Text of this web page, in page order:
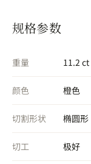
规格参数
重量 11.2 ct
颜色 橙色
切割形状 椭圆形
切工 极好